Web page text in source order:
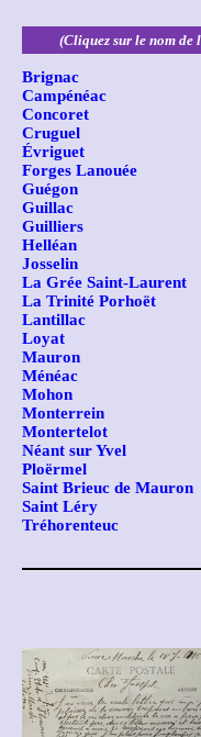
(Cliquez sur le nom de
Brignac
Campénéac
Concoret
Cruguel
Évriguet
Forges Lanouée
Guégon
Guillac
Guilliers
Helléan
Josselin
La Grée Saint-Laurent
La Trinité Porhoët
Lantillac
Loyat
Mauron
Ménéac
Mohon
Monterrein
Montertelot
Néant sur Yvel
Ploërmel
Saint Brieuc de Mauron
Saint Léry
Tréhorenteuc